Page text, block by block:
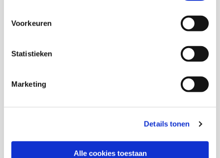
Voorkeuren
Statistieken
Marketing
Details tonen
Alle cookies toestaan
Marjolijn Distelbrink